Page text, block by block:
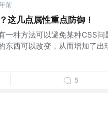
前
这几点属性重点防御！
一种方法可以避免某种CSS
东西可以改变，从而增加了
5